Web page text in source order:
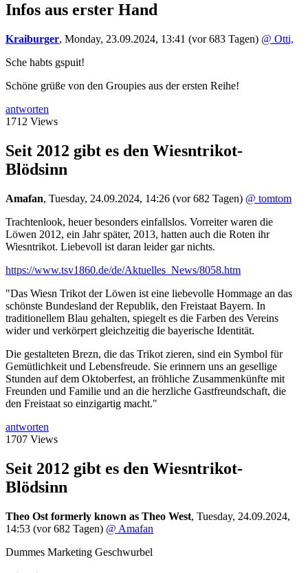
Infos aus erster Hand
Kraiburger, Monday, 23.09.2024, 13:41 (vor 683 Tagen) @ Otti,
Sche habts gspuit!
Schöne grüße von den Groupies aus der ersten Reihe!
antworten
1712 Views
Seit 2012 gibt es den Wiesntrikot-
Blödsinn
Amafan, Tuesday, 24.09.2024, 14:26 (vor 682 Tagen) @ tomtom
Trachtenlook, heuer besonders einfallslos. Vorreiter waren die
Löwen 2012, ein Jahr später, 2013, hatten auch die Roten ihr
Wiesntrikot. Liebevoll ist daran leider gar nichts.
https://www.tsv1860.de/de/Aktuelles_News/8058.htm
"Das Wiesn Trikot der Löwen ist eine liebevolle Hommage an das
schönste Bundesland der Republik, den Freistaat Bayern. In
traditionellem Blau gehalten, spiegelt es die Farben des Vereins
wider und verkörpert gleichzeitig die bayerische Identität.
Die gestalteten Brezn, die das Trikot zieren, sind ein Symbol für
Gemütlichkeit und Lebensfreude. Sie erinnern uns an gesellige
Stunden auf dem Oktoberfest, an fröhliche Zusammenkünfte mit
Freunden und Familie und an die herzliche Gastfreundschaft, die
den Freistaat so einzigartig macht."
antworten
1707 Views
Seit 2012 gibt es den Wiesntrikot-
Blödsinn
Theo Ost formerly known as Theo West, Tuesday, 24.09.2024,
14:53 (vor 682 Tagen) @ Amafan
Dummes Marketing Geschwurbel